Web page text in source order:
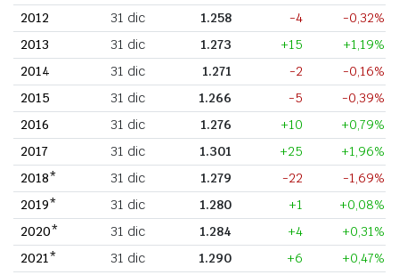
2012
31 dic 1.258 -4
-0,32%
2013
31 dic 1.273 +15
+1,19%
2014
31 dic 1.271 -2
-0,16%
2015
31 dic 1.266 -5
-0,39%
2016
31 dic 1.276 +10
+0,79%
2017
31 dic 1.301 +25
+1,96%
2018*
31 dic 1.279 -22
-1,69%
2019*
31 dic 1.280 +1
+0,08%
2020*
31 dic 1.284 +4
+0,31%
2021*
31 dic 1.290 +6
+0,47%